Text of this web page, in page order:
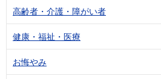
高齢者・介護・障がい者
健康・福祉・医療
お悔やみ